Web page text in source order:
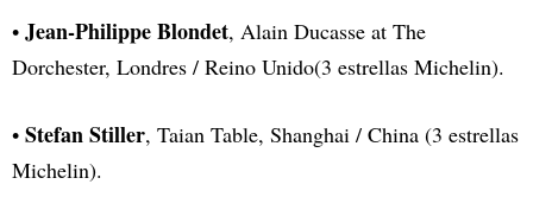
• Jean-Philippe Blondet, Alain Ducasse at The
Dorchester, Londres / Reino Unido(3 estrellas Michelin).
• Stefan Stiller, Taian Table, Shanghai / China (3 estrellas
Michelin).